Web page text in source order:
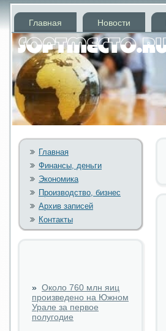
Главная Новости
Главная
Финансы, деньги
Экономика
Производство, бизнес
Архив записей
Контакты
» Около 760 млн яиц
произведено на Южном
Урале за первое
полугодие